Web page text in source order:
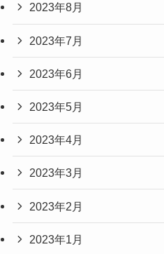
2023年8月
2023年7月
2023年6月
2023年5月
2023年4月
2023年3月
2023年2月
2023年1月